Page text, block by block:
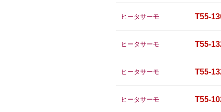
ヒータサーモ T55-
ヒータサーモ T55-
ヒータサーモ T55-
ヒータサーモ T55-